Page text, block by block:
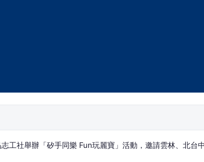
工社舉辦「矽手同樂 Fun玩麗寶」活動，邀請雲林、北台